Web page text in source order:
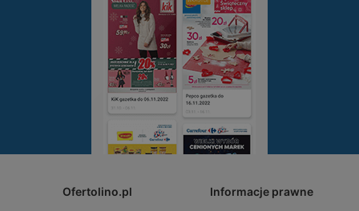
Ofertolino.pl Informacje prawne